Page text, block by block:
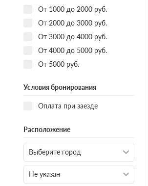
От 1000 до 2000 руб.
От 2000 до 3000 руб.
От 3000 до 4000 руб.
От 4000 до 5000 руб.
От 5000 руб.
Условия бронирования
Оплата при заезде
Расположение